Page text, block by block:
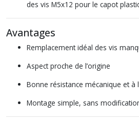
des vis M5x12 pour le capot
Avantages
Remplacement idéal des vis
Aspect proche de l’origine
Bonne résistance mécanique et à
Montage simple, sans